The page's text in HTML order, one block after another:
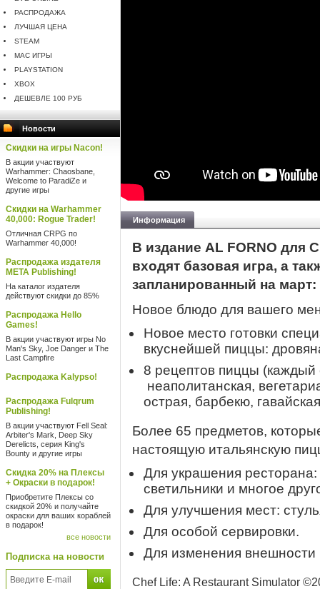
РАСПРОДАЖА
ЛУЧШАЯ ЦЕНА
STEAM
MAC ИГРЫ
PLAYSTATION
XBOX
ДЕШЕВЛЕ 100 РУБ
Новости
Скидки на игры Nacon!
В акции участвуют
Warhammer: Chaosbane,
Welcome to ParadiZe и
другие игры
Скидки на Warhammer
40,000: Rogue Trader!
Отличная CRPG по
Warhammer 40,000!
Распродажа издателя
META Publishing!
На каталог издателя
действуют скидки до 85%
Распродажа Hello
Games!
В акции участвуют игры No
Man's Sky, Joe Danger и The
Last Campfire
Распродажа Kalypso!
Распродажа Fulqrum
Publishing!
В акции участвуют Fell Seal:
Arbiter's Mark, Deep Sky
Derelicts, серия King's
Bounty и другие игры
Скидка 20% на Плексы
+ Окраски в подарок!
Приобретите Плексы со
скидкой 20% и получайте
окраски для ваших кораблей
в подарок!
все новости
Подписка на новости
Информация
В издание AL FORNO для
входят базовая игра, а
запланированный на март:
Новое блюдо для вашего
Новое место готовки
вкуснейшей пиццы:
8 рецептов пиццы
неаполитанская,
острая, барбекю,
Более 65 предметов,
настоящую итальянскую
Для украшения
светильники и многое
Для улучшения мест:
Для особой сервировки.
Для изменения
Chef Life: A Restaurant Simulator